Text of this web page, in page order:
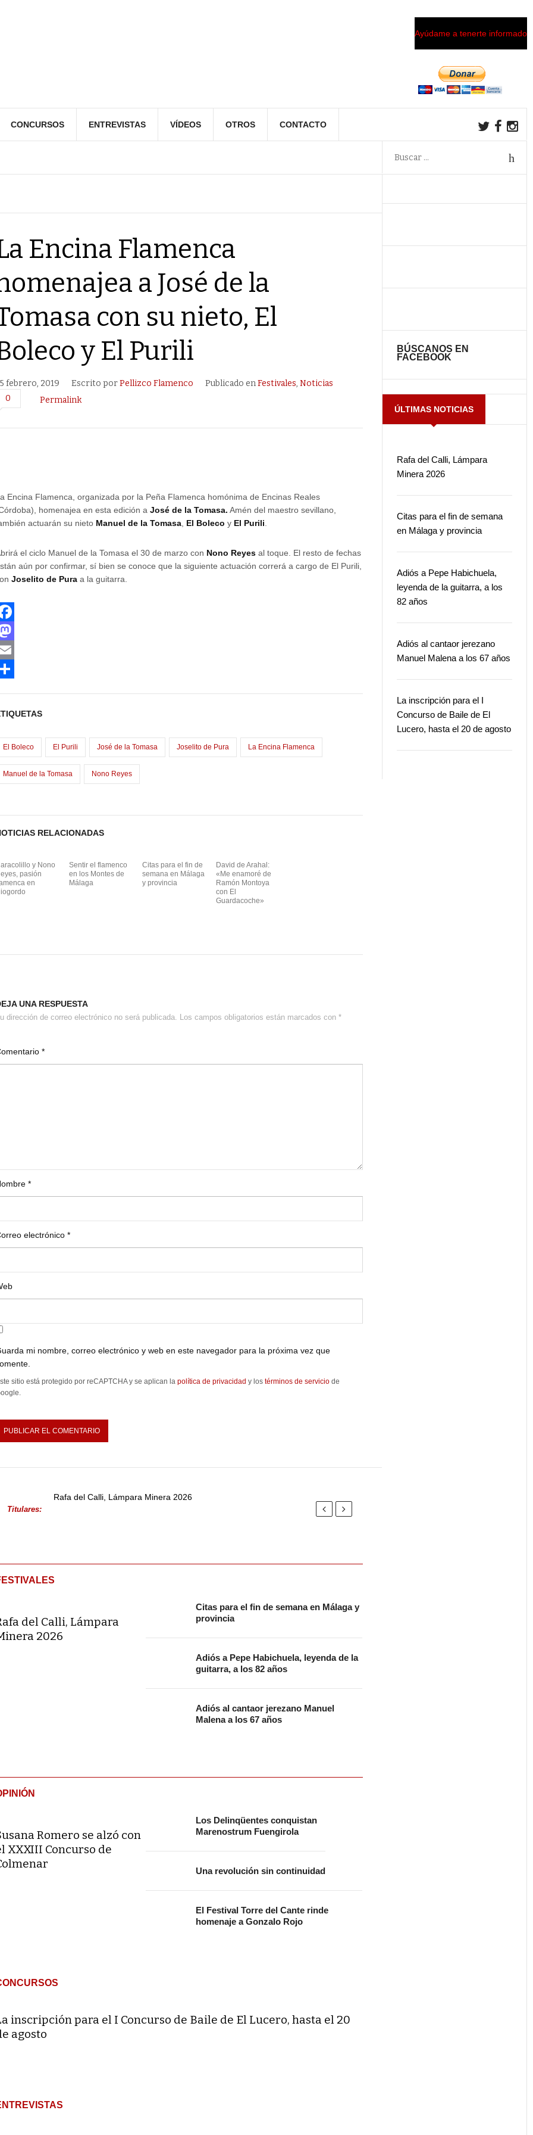
Ayúdame a tenerte informado
CONCURSOS ENTREVISTAS VÍDEOS OTROS CONTACTO
Encina Flamenca
a José de la
con su nieto, El
y El Purili
febrero, 2019 Escrito porPellizco Flamenco Publicado enFestivales,Noticias
0
Permalink
Encina Flamenca, organizada por la Peña Flamenca homónima de Encinas Reales
homenajea en esta edición aJosé de la Tomasa. Amén del maestro sevillano,
actuarán su nieto Manuel de la Tomasa El Boleco y El Purili
el ciclo Manuel de la Tomasa el 30 de marzo con Nono Reyes al toque. El resto de fechas
aún por confirmar, sí bien se conoce que la siguiente actuación correrá a cargo de El Purili,
Joselito de Pura a la guitarra.
El Boleco El Purili José de la Tomasa Joselito de Pura La Encina Flamenca
Manuel de la Tomasa Nono Reyes
RELACIONADAS
y Nono
pasión
en
Sentir el flamenco
en los Montes de
Málaga
Citas para el fin de
semana en Málaga
y provincia
David de Arahal:
«Me enamoré de
Ramón Montoya
con El
Guardacoche»
UNA RESPUESTA
dirección de correo electrónico no será publicada. Los campos obligatorios están marcados con*
*
*
electrónico*
mi nombre, correo electrónico y web en este navegador para la próxima vez que
sitio está protegido por reCAPTCHA y se aplican lapolítica de privacidad y lostérminos de servicio de
Titulares:
Rafa del Calli, Lámpara Minera 2026
del Calli, Lámpara
2026
Citas para el fin de semana en Málaga y
provincia
Adiós a Pepe Habichuela, leyenda de la
guitarra, a los 82 años
Adiós al cantaor jerezano Manuel
Malena a los 67 años
Romero se alzó con
XXXIII Concurso de
Los Delinqüentes conquistan
Marenostrum Fuengirola
Una revolución sin continuidad
El Festival Torre del Cante rinde
homenaje a Gonzalo Rojo
inscripción para el I Concurso de Baile de El Lucero, hasta el 20
agosto
BÚSCANOS EN
FACEBOOK
ÚLTIMAS NOTICIAS
Rafa del Calli, Lámpara
Minera 2026
Citas para el fin de semana
en Málaga y provincia
Adiós a Pepe Habichuela,
leyenda de la guitarra, a los
82 años
Adiós al cantaor jerezano
Manuel Malena a los 67 años
La inscripción para el I
Concurso de Baile de El
Lucero, hasta el 20 de agosto